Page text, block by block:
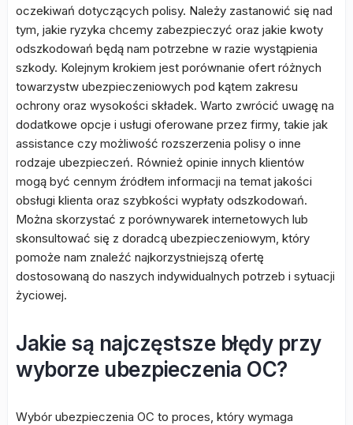
oczekiwań dotyczących polisy. Należy zastanowić się nad
tym, jakie ryzyka chcemy zabezpieczyć oraz jakie kwoty
odszkodowań będą nam potrzebne w razie wystąpienia
szkody. Kolejnym krokiem jest porównanie ofert różnych
towarzystw ubezpieczeniowych pod kątem zakresu
ochrony oraz wysokości składek. Warto zwrócić uwagę na
dodatkowe opcje i usługi oferowane przez firmy, takie jak
assistance czy możliwość rozszerzenia polisy o inne
rodzaje ubezpieczeń. Również opinie innych klientów
mogą być cennym źródłem informacji na temat jakości
obsługi klienta oraz szybkości wypłaty odszkodowań.
Można skorzystać z porównywarek internetowych lub
skonsultować się z doradcą ubezpieczeniowym, który
pomoże nam znaleźć najkorzystniejszą ofertę
dostosowaną do naszych indywidualnych potrzeb i sytuacji
życiowej.
Jakie są najczęstsze błędy przy
wyborze ubezpieczenia OC?
Wybór ubezpieczenia OC to proces, który wymaga